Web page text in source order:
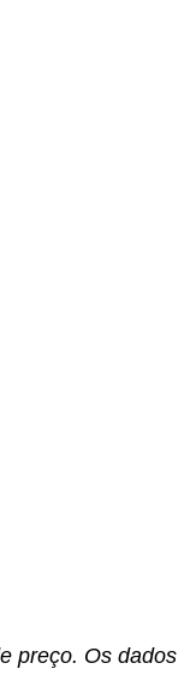
preço. Os dados